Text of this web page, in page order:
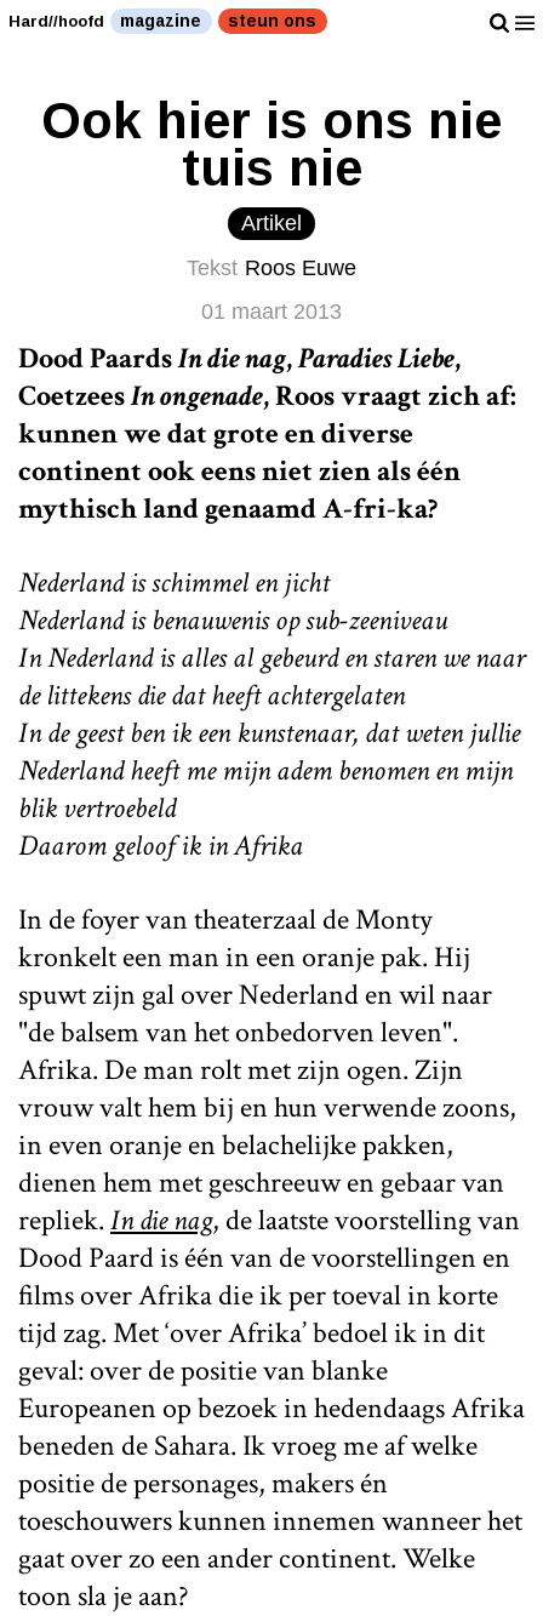
Hard//hoofd magazine steun ons
Ook hier is ons nie
tuis nie
Artikel
Tekst Roos Euwe
01 maart 2013
Dood PaardsIn die nag,Paradies Liebe,
CoetzeesIn ongenade, Roos vraagt zich af:
kunnen we dat grote en diverse
continent ook eens niet zien als één
mythisch land genaamd A-fri-ka?
Nederland is schimmel en jicht
Nederland is benauwenis op sub-zeeniveau
In Nederland is alles al gebeurd en staren we naar
de littekens die dat heeft achtergelaten
In de geest ben ik een kunstenaar, dat weten jullie
Nederland heeft me mijn adem benomen en mijn
blik vertroebeld
Daarom geloof ik in Afrika
In de foyer van theaterzaal de Monty
kronkelt een man in een oranje pak. Hij
spuwt zijn gal over Nederland en wil naar
"de balsem van het onbedorven leven".
Afrika. De man rolt met zijn ogen. Zijn
vrouw valt hem bij en hun verwende zoons,
in even oranje en belachelijke pakken,
dienen hem met geschreeuw en gebaar van
repliek.In die nag, de laatste voorstelling van
Dood Paard is één van de voorstellingen en
films over Afrika die ik per toeval in korte
tijd zag. Met ‘over Afrika’ bedoel ik in dit
geval: over de positie van blanke
Europeanen op bezoek in hedendaags Afrika
beneden de Sahara. Ik vroeg me af welke
positie de personages, makers én
toeschouwers kunnen innemen wanneer het
gaat over zo een ander continent. Welke
toon sla je aan?